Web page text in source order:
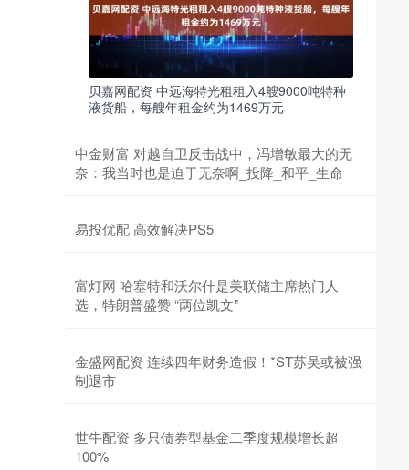
贝嘉网配资 中远海特光租租入4艘9000吨特种
液货船，每艘年租金约为1469万元
中金财富 对越自卫反击战中，冯增敏最大的无
奈：我当时也是迫于无奈啊_投降_和平_生命
易投优配 高效解决PS5
富灯网 哈塞特和沃尔什是美联储主席热门人
选，特朗普盛赞 “两位凯文”
金盛网配资 连续四年财务造假！*ST苏吴或被强
制退市
世牛配资 多只债券型基金二季度规模增长超
100%